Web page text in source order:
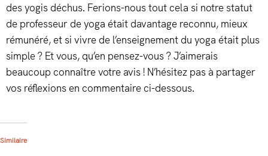
des yogis déchus. Ferions-nous tout cela si notre statut
de professeur de yoga était davantage reconnu, mieux
rémunéré, et si vivre de l’enseignement du yoga était plus
simple ? Et vous, qu’en pensez-vous ? J’aimerais
beaucoup connaître votre avis ! N’hésitez pas à partager
vos réflexions en commentaire ci-dessous.
Similaire